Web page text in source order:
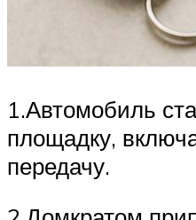
1.Автомобиль
площадку,
передачу.